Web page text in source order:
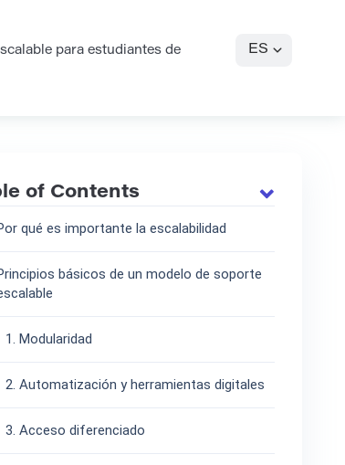
para estudiantes de
ES
of Contents
qué es importante la escalabilidad
básicos de un modelo de soporte
1. Modularidad
2. Automatización y herramientas digitales
3. Acceso diferenciado